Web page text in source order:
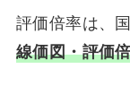
評価倍率は、
線価図・評価